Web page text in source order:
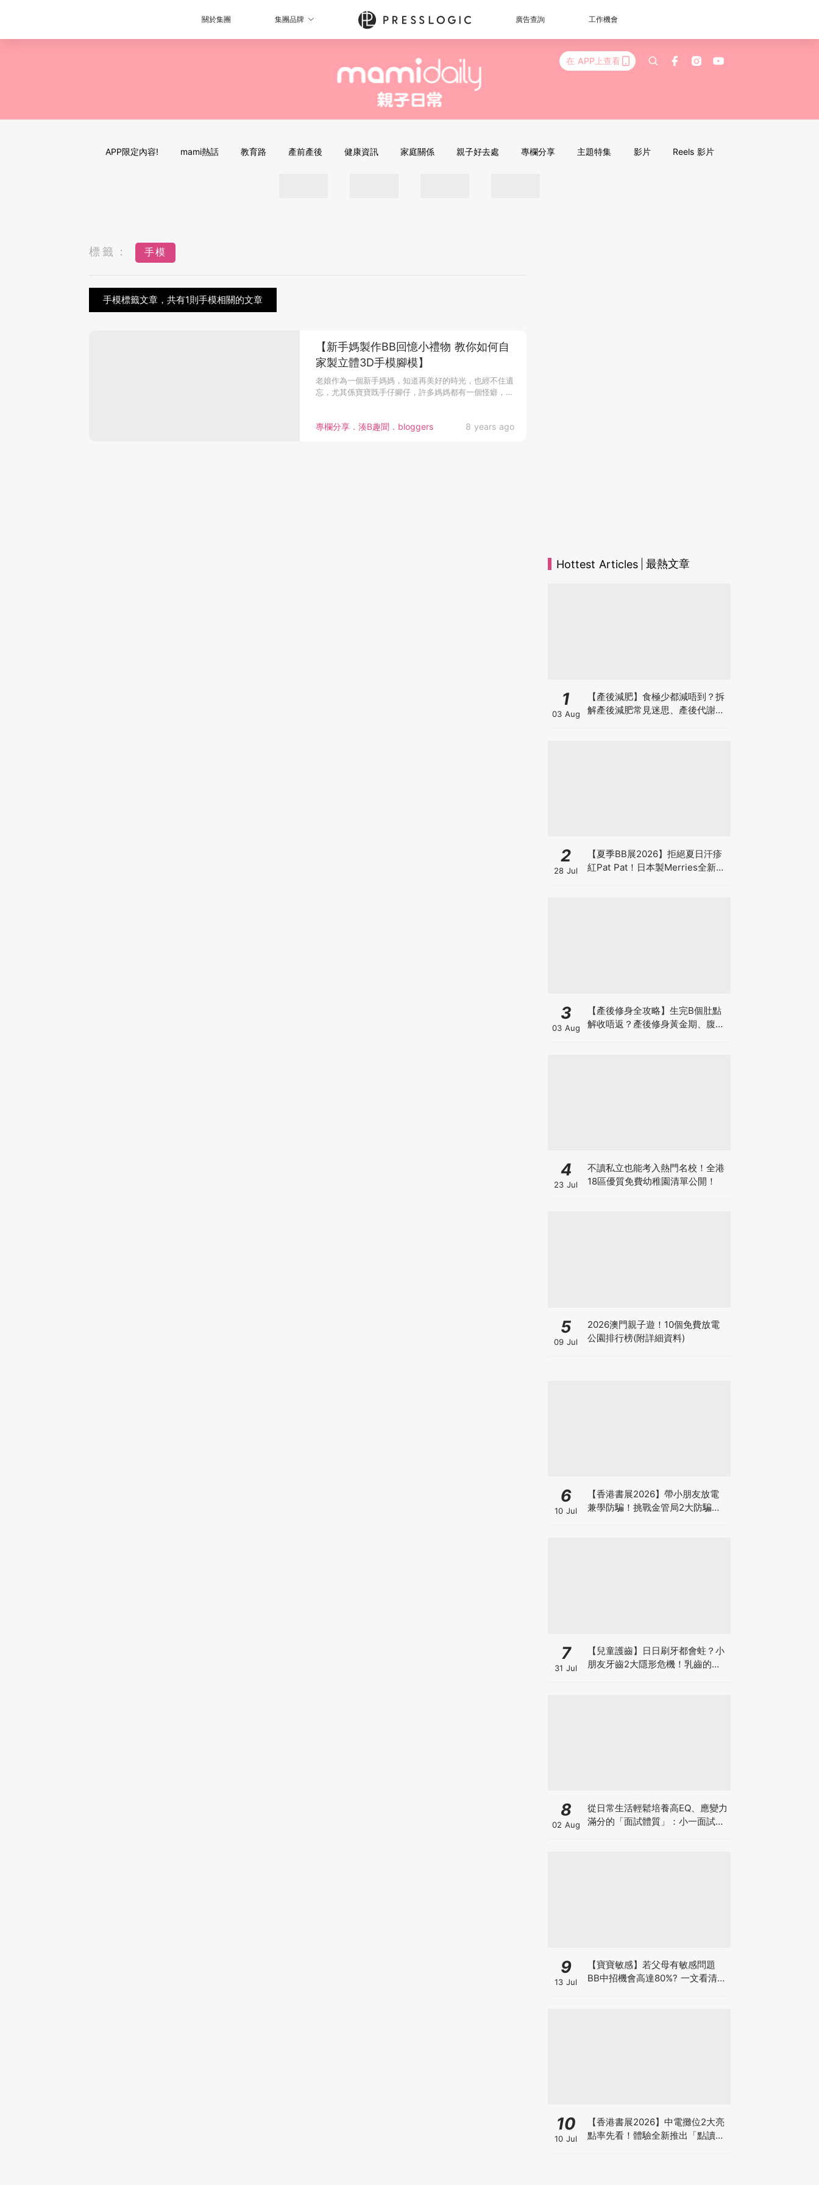
關於集團 集團品牌 廣告查詢 工作機會
在 APP上查看
APP限定內容! mami熱話 教育路 產前產後 健康資訊 家庭關係 親子好去處 專欄分享 主題特集 影片 Reels 影片
標籤： 手模
手模標籤文章，共有1則手模相關的文章
專欄分享．湊B趣聞．bloggers 8 years ago
【新手媽製作BB回憶小禮物 教你如何自
家製立體3D手模腳模】
老娘作為一個新手媽媽，知道再美好的時光，也經不住遺
忘，尤其係寶寶既手仔腳仔，許多媽媽都有一個怪癖，就
Hottest Articles 最熱文章
1
03 Aug
【產後減肥】食極少都減唔到？拆
解產後減肥常見迷思、產後代謝、
2
28 Jul
【夏季BB展2026】拒絕夏日汗疹
紅Pat Pat！日本製Merries全新超
3
03 Aug
【產後修身全攻略】生完B個肚點
解收唔返？產後修身黃金期、腹直
4
23 Jul
不讀私立也能考入熱門名校！全港
18區優質免費幼稚園清單公開！
5
09 Jul
2026澳門親子遊！10個免費放電
公園排行榜(附詳細資料)
6
10 Jul
【香港書展2026】帶小朋友放電
兼學防騙！挑戰金管局2大防騙遊
7
31 Jul
【兒童護齒】日日刷牙都會蛀？小
朋友牙齒2大隱形危機！乳齒的琺
8
02 Aug
從日常生活輕鬆培養高EQ、應變力
滿分的「面試體質」：小一面試最
9
13 Jul
【寶寶敏感】若父母有敏感問題
BB中招機會高達80%? 一文看清預
10
10 Jul
【香港書展2026】中電攤位2大亮
點率先看！體驗全新推出「點讀故